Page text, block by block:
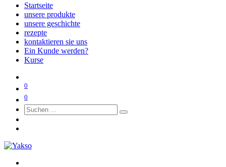
Startseite
unsere produkte
unsere geschichte
rezepte
kontaktieren sie uns
Ein Kunde werden?
Kurse
0
0